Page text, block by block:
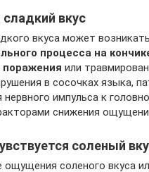
сладкий вкус
вкуса может возникать
процесса на
поражения или
в сосочках языка,
нервного импульса к
снижения
соленый
ощущения соленого вкуса